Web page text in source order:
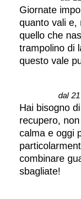
Giornate
quanto vali e,
quello che
trampolino di
questo vale
dal
Hai bisogno
recupero,
calma e oggi
combinare
sbagliate!